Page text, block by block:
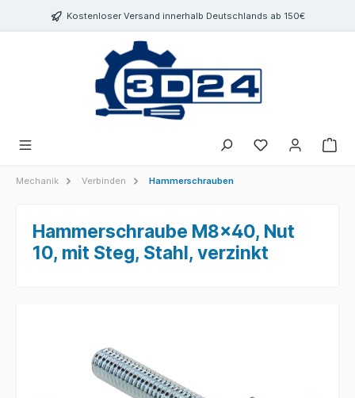
springenKostenloser Versand innerhalb Deutschlands ab 150€
Mechanik Verbinden Hammerschrauben
Hammerschraube M8x40, Nut
10, mit Steg, Stahl, verzinkt